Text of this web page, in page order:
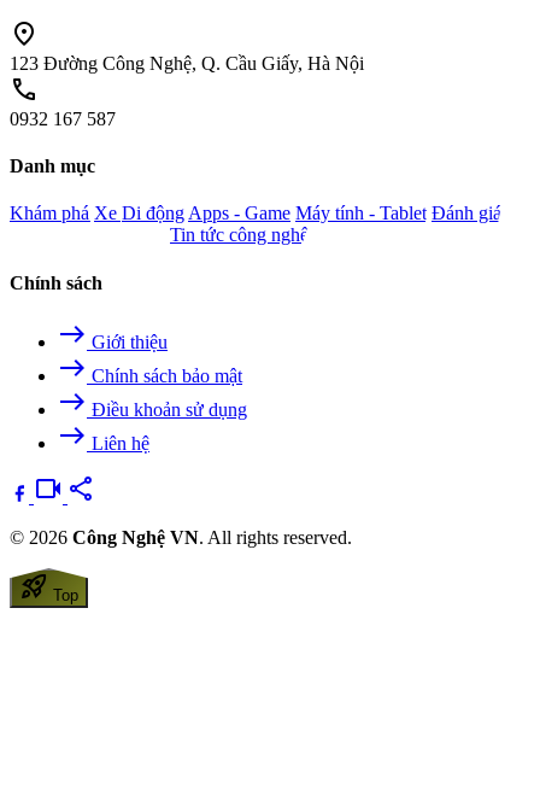
location_on
123 Đường Công Nghệ, Q. Cầu Giấy, Hà Nội
call
0932 167 587
Danh mục
Khám phá Xe Di độngApps - Game Máy tính - Tablet Đánh giá
Tin tức công nghệ
Chính sách
east Giới thiệu
east Chính sách bảo mật
east Điều khoản sử dụng
east Liên hệ
videocam share
© 2026 Công Nghệ VN. All rights reserved.
rocket_launch Top